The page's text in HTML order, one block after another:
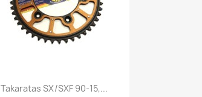
Pikakatselu
Takaratas SX/SXF 90-15,...